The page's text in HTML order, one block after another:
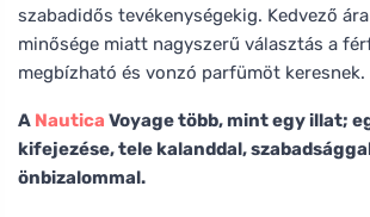
szabadidős tevékenységekig. Kedvező
minősége miatt nagyszerű választás a
megbízható és vonzó parfümöt keresnek.
A Nautica Voyage több, mint egy illat;
kifejezése, tele kalanddal,
önbizalommal.